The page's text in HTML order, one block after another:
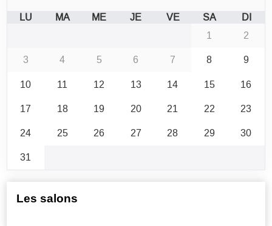
LU MA ME JE VE SA
DI
1
2
3
4 5 6 7 8
9
10
11 12 13 14 15
16
17
18 19 20 21 22
23
24
25 26 27 28 29
30
31
Les salons